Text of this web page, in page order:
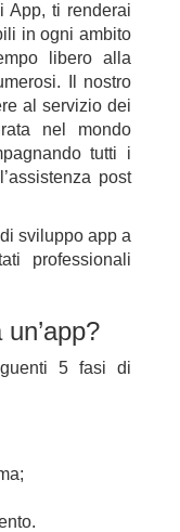
App, ti renderai
in ogni ambito
libero alla
Il nostro
al servizio dei
nel mondo
tutti i
post
sviluppo app a
professionali
5 fasi di